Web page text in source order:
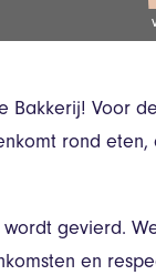
Bakkerij! Voor
rond eten,
gevierd.
en